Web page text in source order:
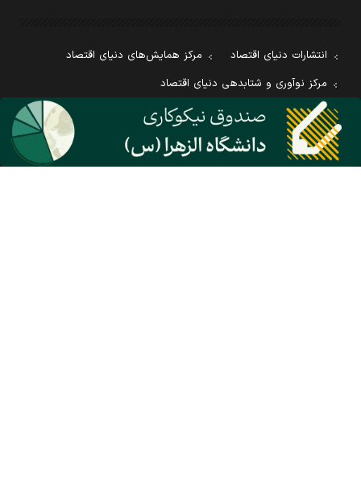
انتشارات دنیای اقتصاد
مرکز همایش‌های دنیای اقتصاد
مرکز نوآوری و شتابدهی دنیای اقتصاد
مرکز پژوهش‌های مالی و اقتصادی دنیای اقتصاد
مرکز راه حل‌های رسانه‌ای دنیای اقتصاد
روزنامه انگلیسی Financial Tribune